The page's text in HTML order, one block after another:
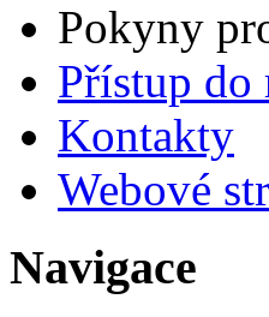
Pokyny
Přístup do
Kontakty
Webové
Navigace